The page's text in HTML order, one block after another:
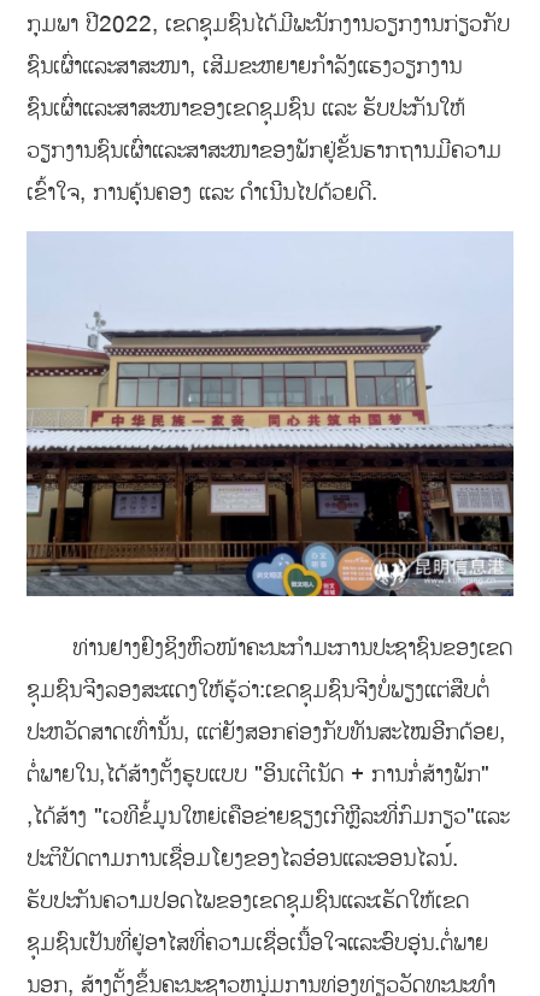
ກຸມພາ ປີ2022, ເຂດຊຸມຊົນໄດ້ມີພະນັກງານວຽກງານກ່ຽວກັບ
ຊົນເຜົ່າແລະສາສະໜາ, ເສີມຂະຫຍາຍກຳລັງແຮງວຽກງານ
ຊົນເຜົ່າແລະສາສະໜາຂອງເຂດຊຸມຊົນ ແລະ ຮັບປະກັນໃຫ້
ວຽກງານຊົນເຜົ່າແລະສາສະໜາຂອງພັກຢູ່ຂັ້ນຮາກຖານມີຄວາມ
ເຂົ້າໃຈ, ການຄຸ້ນຄອງ ແລະ ດຳເນີນໄປດ້ວຍດີ.
ທ່ານຢາງຢົງຊິງຫົວໜ້າຄະນະກຳມະການປະຊາຊົນຂອງເຂດ
ຊຸມຊົນຈີງລອງສະແດງໃຫ້ຮູ້ວ່າ:ເຂດຊຸມຊົນຈີງບໍ່ພຽງແຕ່ສືບຕໍ່
ປະຫວັດສາດເທົ່ານັ້ນ, ແຕ່ຍັງສອກຄ່ອງກັບທັນສະໄໝອີກດ້ອຍ,
ຕໍ່ພາຍໃນ,ໄດ້ສ້າງຕັ້ງຮູບແບບ "ອິນເຕີເນັດ + ການກໍ່ສ້າງພັກ"
,ໄດ້ສ້າງ "ເວທີຂໍ້ມູນໃຫຍ່ເຄືອຂ່າຍຊຽງເກີຫຼີລະທີ່ກົມກຽວ"ແລະ
ປະຕິບັດຕາມການເຊື່ອມໂຍງຂອງໄລອ໋ອນແລະອອນໄລນ໌.
ຮັບປະກັນຄວາມປອດໄພຂອງເຂດຊຸມຊົນແລະເຮັດໃຫ້ເຂດ
ຊຸມຊົນເປັນທີ່ຢູ່ອາໄສທີ່ຄວາມເຊື່ອເນື້ອໃຈແລະອົບອຸ່ນ.ຕໍ່ພາຍ
ນອກ, ສ້າງຕັ້ງຂຶ້ນຄະນະຊາວຫນຸ່ມການທ່ອງທ່ຽວວັດທະນະທໍາ